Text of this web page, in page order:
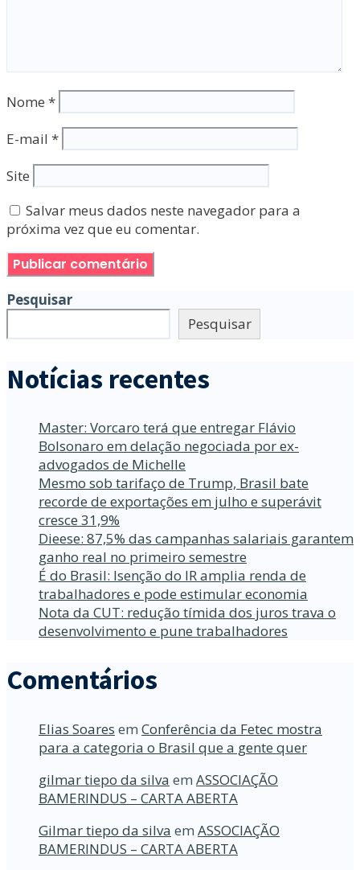
Nome *
E-mail *
Site
Salvar meus dados neste navegador para a
próxima vez que eu comentar.
Pesquisar
Pesquisar
Notícias recentes
Master: Vorcaro terá que entregar Flávio
Bolsonaro em delação negociada por ex-
advogados de Michelle
Mesmo sob tarifaço de Trump, Brasil bate
recorde de exportações em julho e superávit
cresce 31,9%
Dieese: 87,5% das campanhas salariais garantem
ganho real no primeiro semestre
É do Brasil: Isenção do IR amplia renda de
trabalhadores e pode estimular economia
Nota da CUT: redução tímida dos juros trava o
desenvolvimento e pune trabalhadores
Comentários
Elias Soares em Conferência da Fetec mostra
para a categoria o Brasil que a gente quer
gilmar tiepo da silva em ASSOCIAÇÃO
BAMERINDUS – CARTA ABERTA
Gilmar tiepo da silva em ASSOCIAÇÃO
BAMERINDUS – CARTA ABERTA